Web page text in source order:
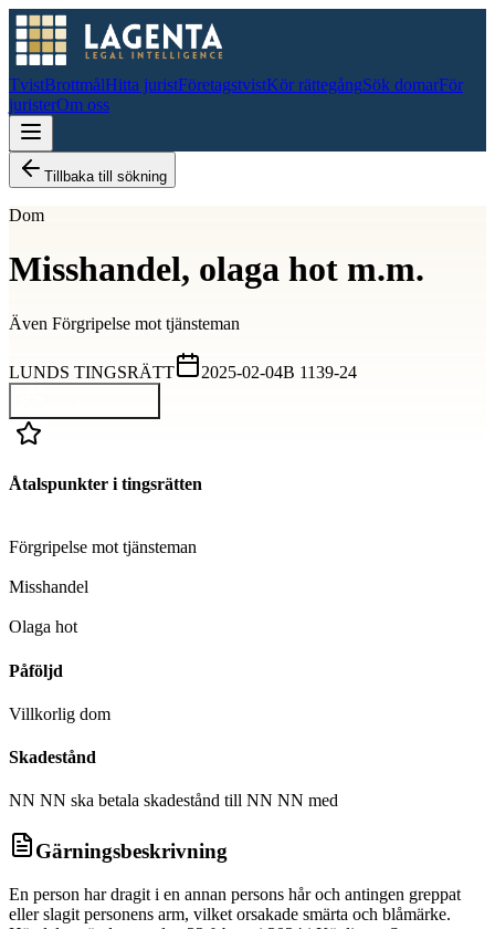
TvistBrottmålHitta juristFöretagstvistKör rättegångSök domarFör
juristerOm oss
Tillbaka till sökning
Dom
Misshandel, olaga hot m.m.
Även Förgripelse mot tjänsteman
LUNDS TINGSRÄTT 2025-02-04B 1139-24
Åtalspunkter i tingsrätten
Förgripelse mot tjänsteman
Misshandel
Olaga hot
Påföljd
Villkorlig dom
Skadestånd
NN NN ska betala skadestånd till NN NN med
Gärningsbeskrivning
En person har dragit i en annan persons hår och antingen greppat
eller slagit personens arm, vilket orsakade smärta och blåmärke.